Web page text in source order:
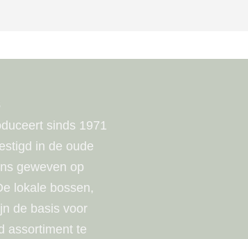
sinds 1971
in de oude
geweven op
lokale bossen,
de basis voor
assortiment te